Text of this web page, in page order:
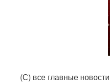
(С) все главные